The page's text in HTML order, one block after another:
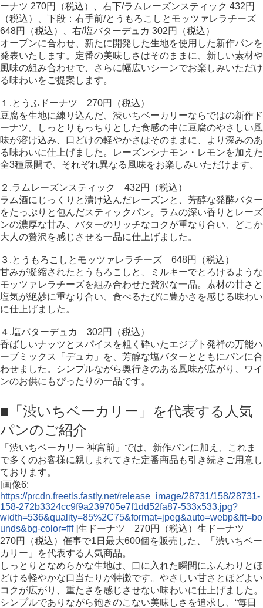
ーナツ 270円（税込）、右下/ラムレーズンスティック 432円
（税込）、下段：右手前/とうもろこしとモッツァレラチーズ
648円（税込）、右/塩バターデュカ 302円（税込）
オープンに合わせ、新たに開発した生地を使用した新作パンを
発表いたします。定番の美味しさはそのままに、新しい素材や
風味の組み合わせで、さらに幅広いシーンでお楽しみいただけ
る味わいをご提案します。
１.とうふドーナツ 270円（税込）
豆腐を生地に練り込んだ、渋いちベーカリーならではの新作ド
ーナツ。しっとりもっちりとした食感の中に豆腐のやさしい風
味が溶け込み、口どけの軽やかさはそのままに、より深みのあ
る味わいに仕上げました。レーズンシナモン・レモンを加えた
全3種展開で、それぞれ異なる風味をお楽しみいただけます。
２.ラムレーズンスティック 432円（税込）
ラム酒にじっくりと漬け込んだレーズンと、芳醇な発酵バター
をたっぷりと包んだスティックパン。ラムの深い香りとレーズ
ンの濃厚な甘み、バターのリッチなコクが重なり合い、どこか
大人の贅沢を感じさせる一品に仕上げました。
３.とうもろこしとモッツァレラチーズ 648円（税込）
甘みが凝縮されたとうもろこしと、ミルキーでとろけるような
モッツァレラチーズを組み合わせた贅沢な一品。素材の甘さと
塩気が絶妙に重なり合い、食べるたびに豊かさを感じる味わい
に仕上げました。
４.塩バターデュカ 302円（税込）
香ばしいナッツとスパイスを粗く砕いたエジプト発祥の万能ハ
ーブミックス「デュカ」を、芳醇な塩バターとともにパンに合
わせました。シンプルながら奥行きのある風味が広がり、ワイ
ンのお供にもぴったりの一品です。
■「渋いちベーカリー」を代表する人気
パンのご紹介
「渋いちベーカリー 神宮前」では、新作パンに加え、これま
で多くのお客様に親しまれてきた定番商品も引き続きご用意し
ております。
[画像6:
https://prcdn.freetls.fastly.net/release_image/28731/158/28731-
158-272b3324cc9f9a239705e7f1dd52fa87-533x533.jpg?
width=536&quality=85%2C75&format=jpeg&auto=webp&fit=bo
unds&bg-color=fff]生ドーナツ 270円（税込）生ドーナツ
270円（税込）催事で1日最大600個を販売した、「渋いちベー
カリー」を代表する人気商品。
しっとりとなめらかな生地は、口に入れた瞬間にふんわりとほ
どける軽やかな口当たりが特徴です。やさしい甘さとほどよい
コクが広がり、重たさを感じさせない味わいに仕上げました。
シンプルでありながら飽きのこない美味しさを追求し、“毎日